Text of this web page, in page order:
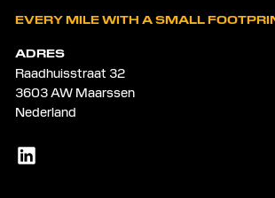
EVERY MILE WITH A SMALL
ADRES
Raadhuisstraat 32
3603 AW Maarssen
Nederland